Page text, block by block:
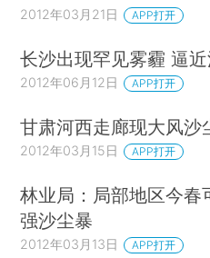
2012年03月21日 APP打开
长沙出现罕见雾霾 逼
2012年06月12日 APP打开
甘肃河西走廊现大风沙
2012年03月15日 APP打开
林业局：局部地区今春
强沙尘暴
2012年03月13日 APP打开